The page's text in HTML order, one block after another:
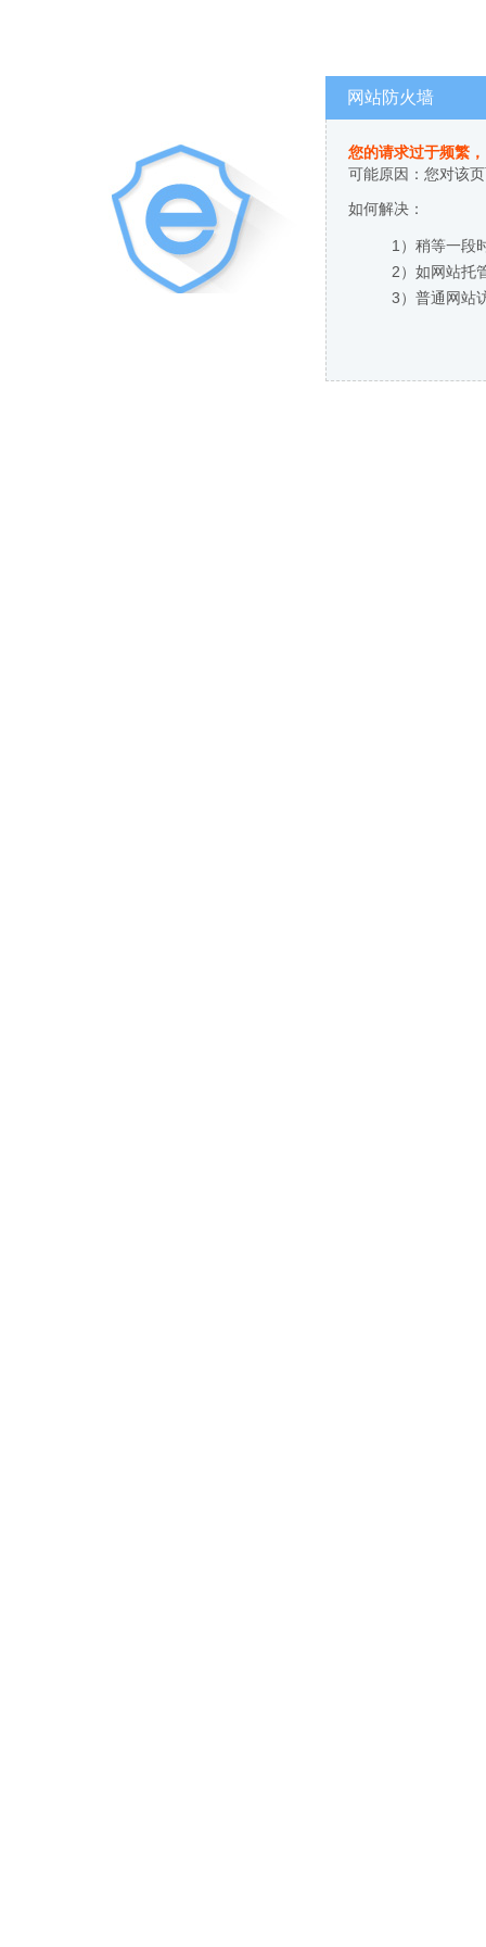
网站防火墙
您的请求过于频繁
可能原因：您对该
如何解决：
1）稍等一段
2）如网站托
3）普通网站